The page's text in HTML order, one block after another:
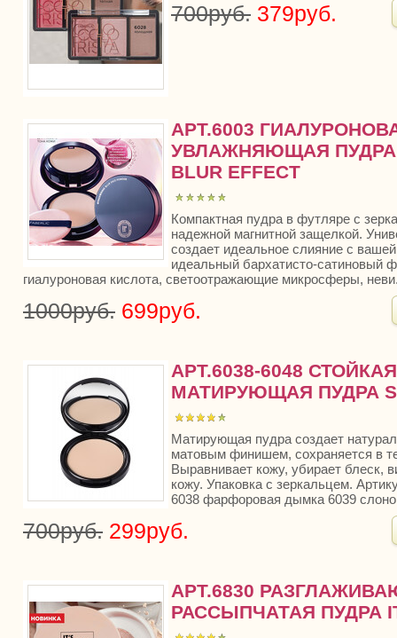
700руб. 379руб.
АРТ.6003
УВЛАЖНЯЮЩАЯ
BLUR EFFECT
Компактная пудра в футляре с
надежной магнитной защелкой.
создает идеальное слияние с
идеальный бархатисто-сатиновый
гиалуроновая кислота, светоотражающие микросферы,
1000руб. 699руб.
АРТ.6038-6048
МАТИРУЮЩАЯ ПУДРА
Матирующая пудра создает
матовым финишем, сохраняется в
Выравнивает кожу, убирает блеск,
кожу. Упаковка с зеркальцем.
6038 фарфоровая дымка 6039
700руб. 299руб.
АРТ.6830
РАССЫПЧАТАЯ ПУДРА